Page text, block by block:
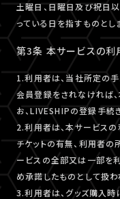
土曜日、日曜日及び祝日
っている日を指すものとし
第3条 本サービスの利
1.利用者は、当社所定の手
会員登録をされなければ
お、LIVESHIPの登録手続
2.利用者は、本サービス
チケットの有無、利用者
ービスの全部又は一部を
め承諾したものとして扱わ
3.利用者は、グッズ購入